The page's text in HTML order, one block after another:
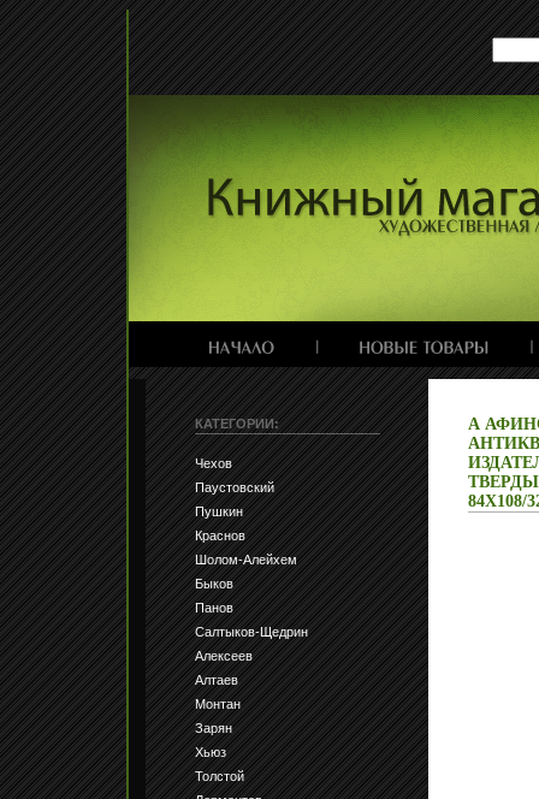
КАТЕГОРИИ:
Чехов
Паустовский
Пушкин
Краснов
Шолом-Алейхем
Быков
Панов
Салтыков-Щедрин
Алексеев
Алтаев
Монтан
Зарян
Хьюз
Толстой
А
84X108/